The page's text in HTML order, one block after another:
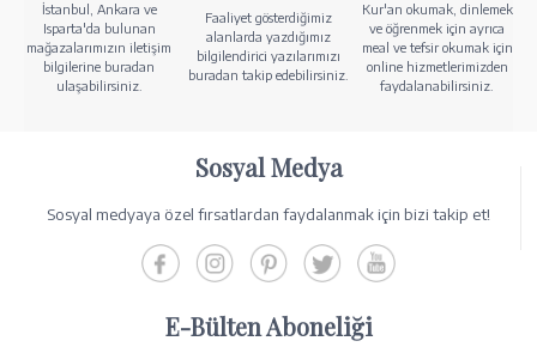
İstanbul, Ankara ve
Isparta'da bulunan
mağazalarımızın iletişim
bilgilerine buradan
ulaşabilirsiniz.
Faaliyet gösterdiğimiz
alanlarda yazdığımız
bilgilendirici yazılarımızı
buradan takip edebilirsiniz.
Kur'an okumak, dinlemek
ve öğrenmek için ayrıca
meal ve tefsir okumak için
online hizmetlerimizden
faydalanabilirsiniz.
Sosyal Medya
Sosyal medyaya özel fırsatlardan faydalanmak için bizi takip et!
E-Bülten Aboneliği